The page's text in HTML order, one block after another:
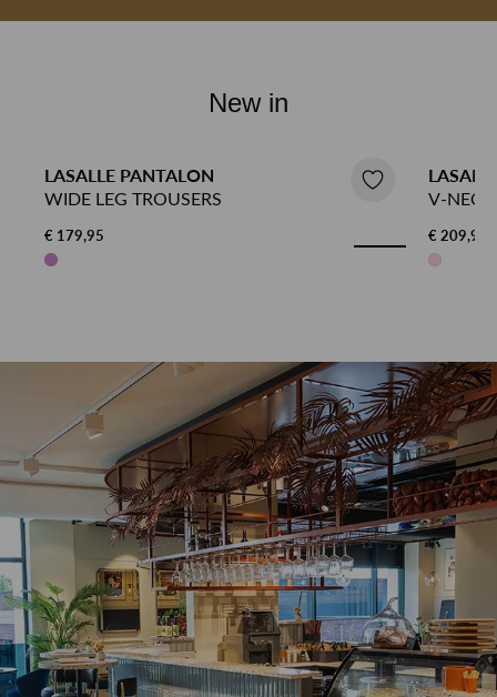
New in
LASALLE PANTALON
WIDE LEG TROUSERS
€ 179,95
V-
€ 209,95